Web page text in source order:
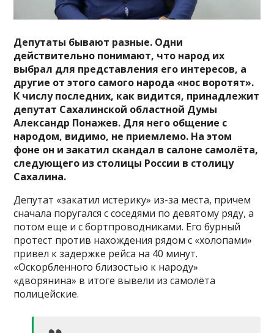
Депутаты бывают разные. Одни
действительно понимают, что народ их
выбрал для представления его интересов, а
другие от этого самого народа «нос воротят».
К числу последних, как видится, принадлежит
депутат Сахалинской областной Думы
Александр Понажев. Для него общение с
народом, видимо, не приемлемо. На этом
фоне он и закатил скандал в салоне самолёта,
следующего из столицы России в столицу
Сахалина.
Депутат «закатил истерику» из-за места, причем
сначала поругался с соседями по девятому ряду, а
потом еще и с бортпроводниками. Его бурный
протест против нахождения рядом с «холопами»
привел к задержке рейса на 40 минут.
«Оскорбленного близостью к народу»
«дворянина» в итоге вывели из самолёта
полицейские.